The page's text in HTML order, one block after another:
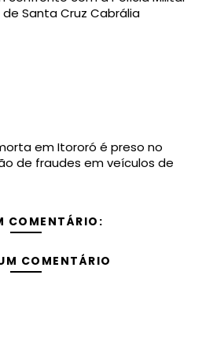
Santa Cruz Cabrália
em Itororó é preso no
de fraudes em veículos de
COMENTÁRIO:
COMENTÁRIO